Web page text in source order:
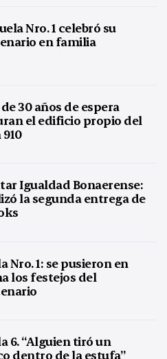
Nro. 1 celebró su
en familia
30 años de espera
el edificio propio del
Igualdad Bonaerense:
la segunda entrega de
Nro. 1: se pusieron en
los festejos del
6. “Alguien tiró un
dentro de la estufa”